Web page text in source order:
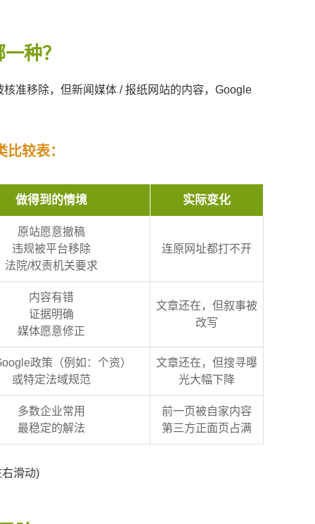
种？
准移除，但新闻媒体 / 报纸网站的内容，Google
比较表：
做得到的情境 实际变化
原站愿意撤稿
违规被平台移除
法院/权责机关要求
连原网址都打不开
内容有错
证据明确
媒体愿意修正
文章还在，但叙事被
改写
政策（例如 ： 个资）
或特定法域规范
文章还在，但搜寻曝
光大幅下降
多数企业常用
最稳定的解法
前一页被自家内容
第三方正面页占满
滑动)